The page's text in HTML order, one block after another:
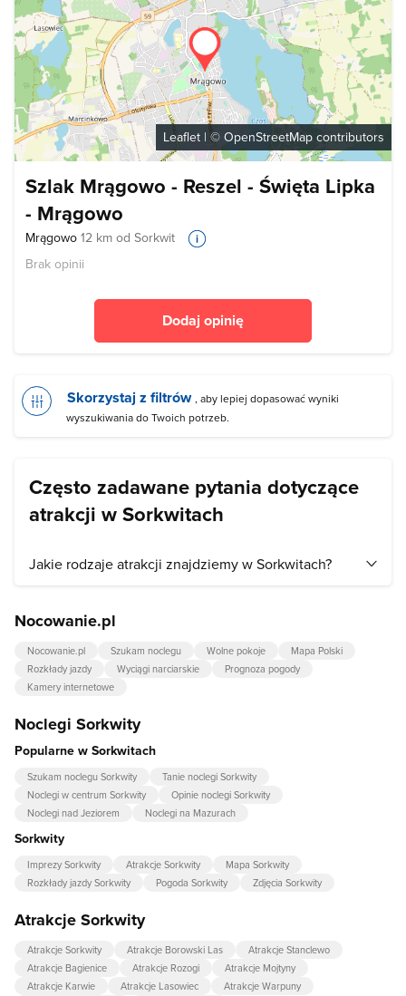
Leaflet | © OpenStreetMap contributors
Szlak Mrągowo - Reszel - Święta Lipka
- Mrągowo
Mrągowo 12 km od Sorkwit
Brak opinii
Dodaj opinię
Skorzystaj z filtrów , aby lepiej dopasować wyniki
wyszukiwania do Twoich potrzeb.
Często zadawane pytania dotyczące
atrakcji w Sorkwitach
Jakie rodzaje atrakcji znajdziemy w Sorkwitach?
kategorii:jeziora
Nocowanie.pl
Nocowanie.pl Szukam noclegu Wolne pokoje
Mapa Polski
Rozkłady jazdy
Wyciągi narciarskie
Prognoza pogody
Kamery internetowe
Noclegi Sorkwity
Popularne w Sorkwitach
Szukam noclegu Sorkwity
Tanie noclegi Sorkwity
Noclegi w centrum Sorkwity
Opinie noclegi Sorkwity
Noclegi nad Jeziorem
Noclegi na Mazurach
Sorkwity
Imprezy Sorkwity Atrakcje Sorkwity
Mapa Sorkwity
Rozkłady jazdy Sorkwity
Pogoda Sorkwity Zdjęcia Sorkwity
Atrakcje Sorkwity
Atrakcje Sorkwity Atrakcje Borowski Las
Atrakcje Stanclewo
Atrakcje Bagienice
Atrakcje Rozogi
Atrakcje Mojtyny
Atrakcje Karwie
Atrakcje Lasowiec
Atrakcje Warpuny